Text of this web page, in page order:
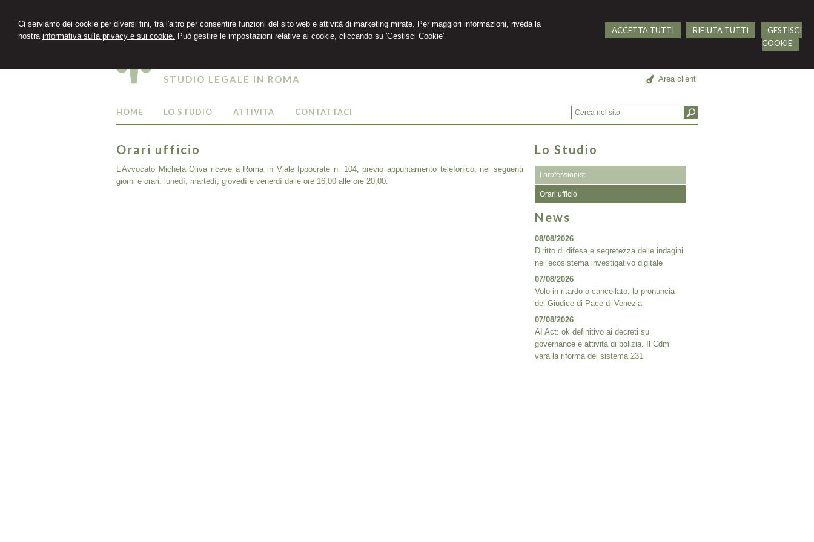
Ci serviamo dei cookie per diversi fini, tra l'altro per consentire funzioni del sito web e attività di marketing mirate. Per maggiori informazioni, riveda la
nostra informativa sulla privacy e sui cookie. Può gestire le impostazioni relative ai cookie, cliccando su 'Gestisci Cookie'
ACCETTA TUTTI RIFIUTA TUTTI
GESTISCI
COOKIE
Area clienti
STUDIO LEGALE IN ROMA
HOME LO STUDIO ATTIVITÀ CONTATTACI
Orari ufficio
L’Avvocato Michela Oliva riceve a Roma in Viale Ippocrate n. 104, previo appuntamento telefonico, nei seguenti
giorni e orari: lunedì, martedì, giovedì e venerdì dalle ore 16,00 alle ore 20,00.
Lo Studio
I professionisti
Orari ufficio
News
08/08/2026
Diritto di difesa e segretezza delle indagini
nell'ecosistema investigativo digitale
07/08/2026
Volo in ritardo o cancellato: la pronuncia
del Giudice di Pace di Venezia
07/08/2026
AI Act: ok definitivo ai decreti su
governance e attività di polizia. Il Cdm
vara la riforma del sistema 231